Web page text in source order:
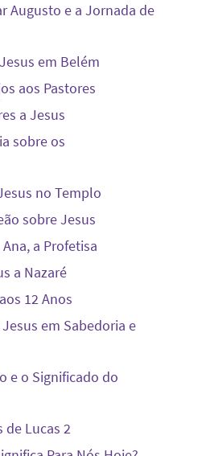
Augusto e a Jornada de
em Belém
aos Pastores
a Jesus
sobre os
no Templo
sobre Jesus
a Profetisa
a Nazaré
12 Anos
em Sabedoria e
e o Significado do
de Lucas 2